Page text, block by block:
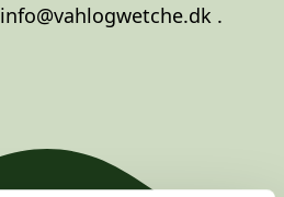
info@vahlogwetche.dk.